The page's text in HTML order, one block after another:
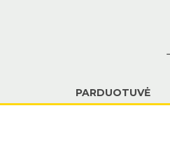
PARDUOTUVĖ